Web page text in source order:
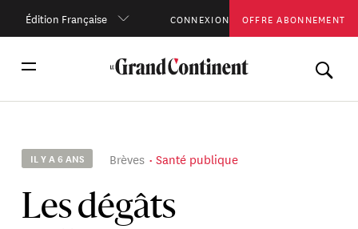
Édition Française CONNEXION OFFRE ABONNEMENT
IL Y A 6 ANS Brèves Santé publique
Les dégâts